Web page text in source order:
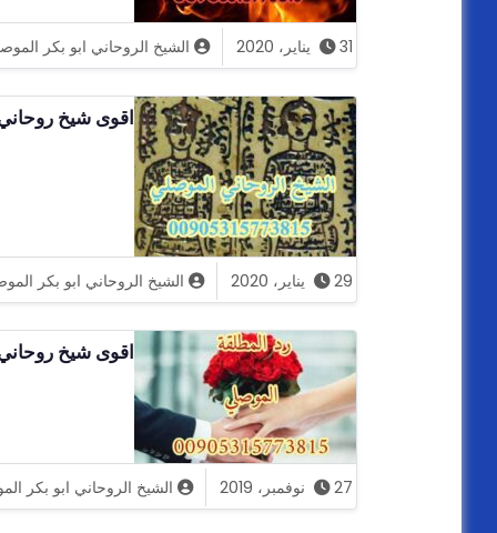
31 يناير، 2020 الشيخ الروحاني ابو بكر
اقوى شيخ
29 يناير، 2020 الشيخ الروحاني ابو بكر
اقوى شيخ
27 نوفمبر، 2019 الشيخ الروحاني ابو بكر